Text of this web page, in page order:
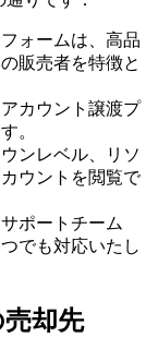
ォームは、高品
販売者を特徴と
カウント譲渡プ
。
ンレベル、リソ
ウントを閲覧で
ポートチーム
でも対応いたし
却先